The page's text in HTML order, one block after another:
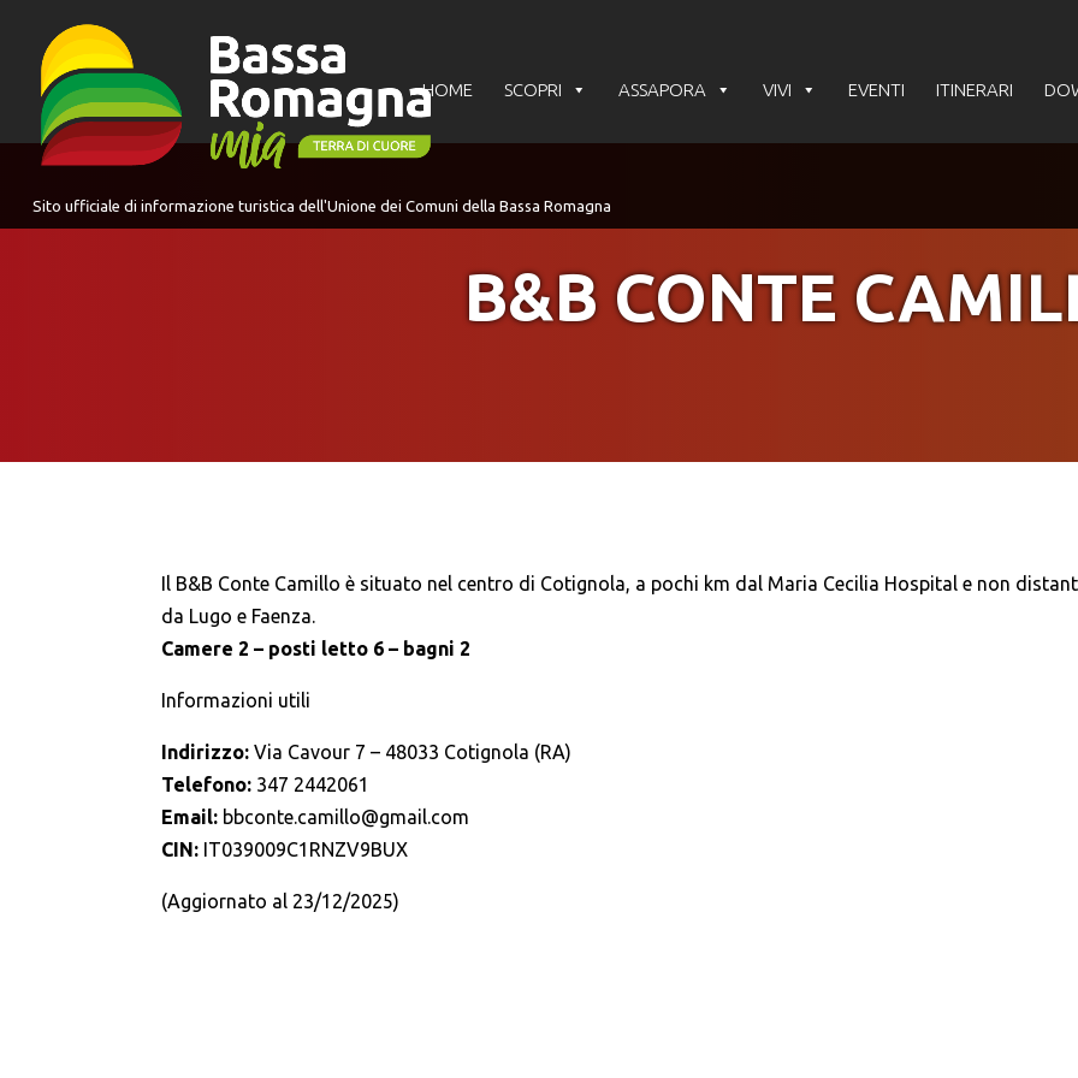
HOME SCOPRI ASSAPORA VIVI EVENTI ITINERARI
B&B CONTE
Il B&B Conte Camillo è situato nel centro di Cotignola, a pochi km dal Maria Cecilia Hospital e non
da Lugo e Faenza.
Camere 2 – posti letto 6 – bagni 2
Informazioni utili
Indirizzo: Via Cavour 7 – 48033 Cotignola (RA)
Telefono: 347 2442061
Email: bbconte.camillo@gmail.com
CIN: IT039009C1RNZV9BUX
(Aggiornato al 23/12/2025)